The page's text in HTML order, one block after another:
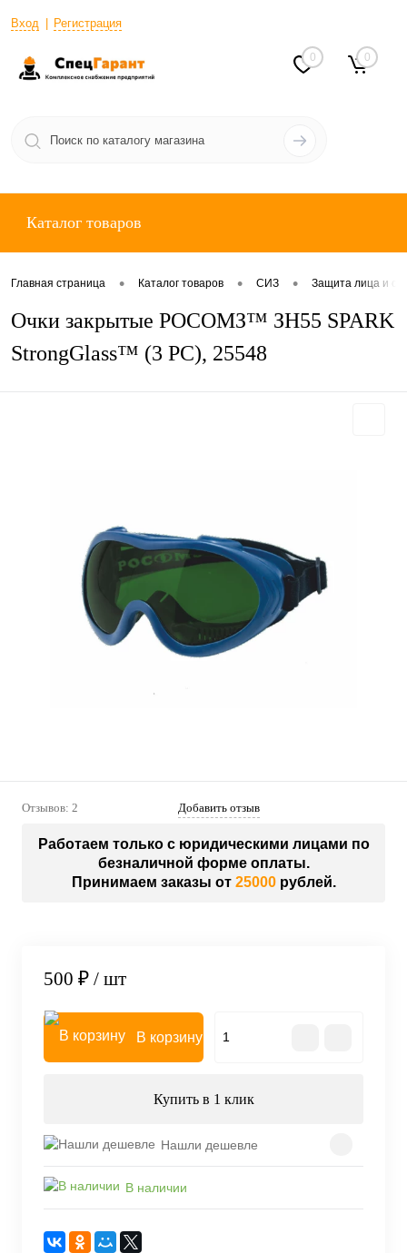
Вход Регистрация
0 0
Каталог товаров
Главная страница • Каталог товаров • СИЗ • Защита лица и
Очки закрытые РОСОМЗ™ ЗН55 SPARK
StrongGlass™ (3 PC), 25548
Отзывов: 2 Добавить отзыв
Работаем только с юридическими лицами по
безналичной форме оплаты.
Принимаем заказы от 25000рублей.
500 ₽ / шт
В корзину
Купить в 1 клик
Нашли дешевле
В наличии